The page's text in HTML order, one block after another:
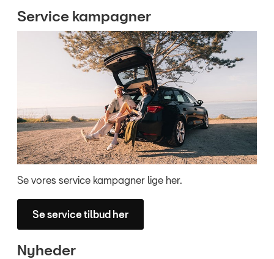
Service kampagner
Se vores service kampagner lige her.
Se service tilbud her
Nyheder